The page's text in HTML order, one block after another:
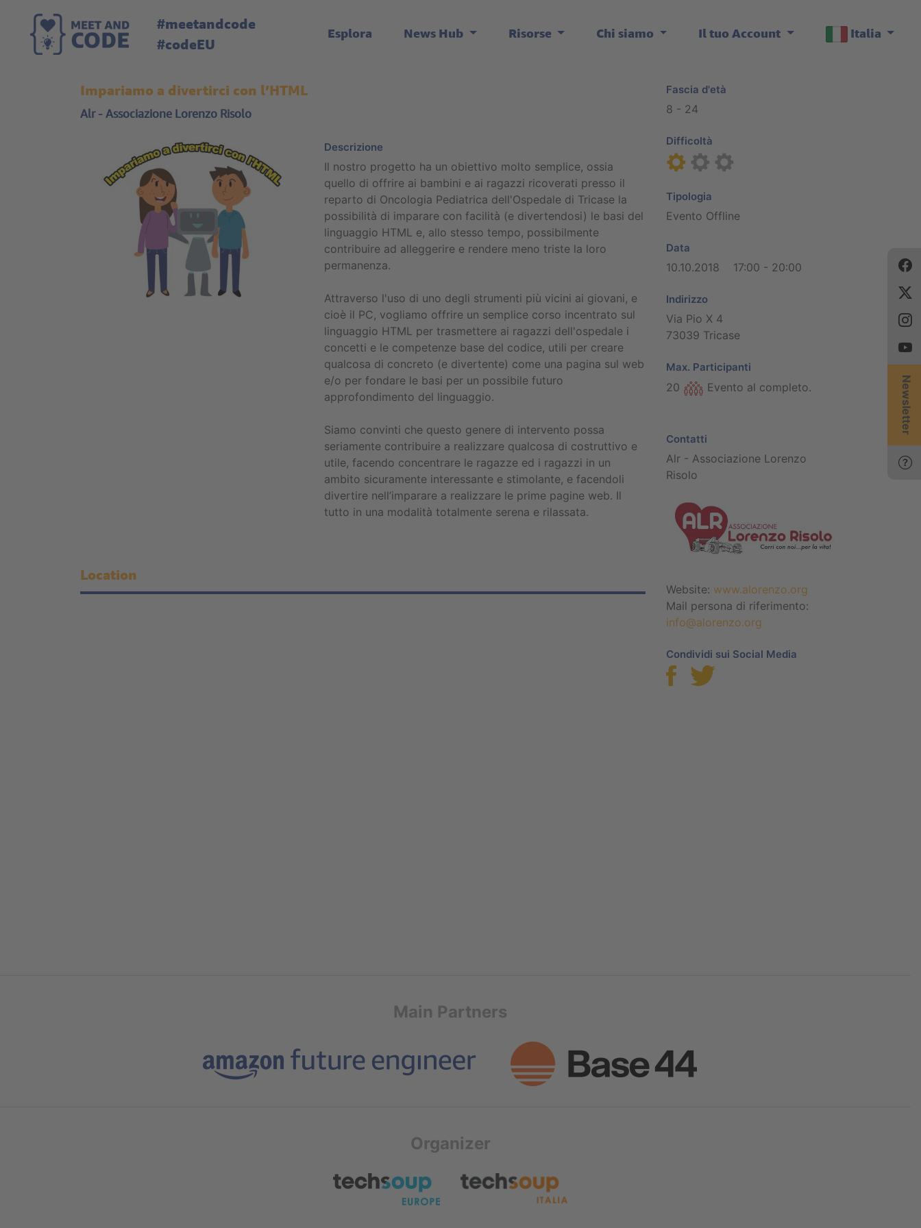
Newsletter
#meetandcode
#codeEU
Esplora News Hub Risorse Chi siamo Il tuo Account Italia
Impariamo a divertirci con l’HTML
Alr - Associazione Lorenzo Risolo
Descrizione
Il nostro progetto ha un obiettivo molto semplice, ossia
quello di offrire ai bambini e ai ragazzi ricoverati presso il
reparto di Oncologia Pediatrica dell'Ospedale di Tricase la
possibilità di imparare con facilità (e divertendosi) le basi del
linguaggio HTML e, allo stesso tempo, possibilmente
contribuire ad alleggerire e rendere meno triste la loro
permanenza.
Attraverso l'uso di uno degli strumenti più vicini ai giovani, e
cioè il PC, vogliamo offrire un semplice corso incentrato sul
linguaggio HTML per trasmettere ai ragazzi dell'ospedale i
concetti e le competenze base del codice, utili per creare
qualcosa di concreto (e divertente) come una pagina sul web
e/o per fondare le basi per un possibile futuro
approfondimento del linguaggio.
Siamo convinti che questo genere di intervento possa
seriamente contribuire a realizzare qualcosa di costruttivo e
utile, facendo concentrare le ragazze ed i ragazzi in un
ambito sicuramente interessante e stimolante, e facendoli
divertire nell’imparare a realizzare le prime pagine web. Il
tutto in una modalità totalmente serena e rilassata.
Location
Fascia d'età
8 - 24
Difficoltà
Tipologia
Evento Offline
Data
10.10.2018 17:00 - 20:00
Indirizzo
Via Pio X 4
73039 Tricase
Max. Participanti
20 Evento al completo.
Contatti
Alr - Associazione Lorenzo
Risolo
Website: www.alorenzo.org
Mail persona di riferimento:
info@alorenzo.org
Condividi sui Social Media
Main Partners
Organizer